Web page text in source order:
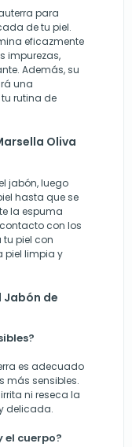
para
de tu piel.
eficazmente
impurezas,
Además, su
una
rutina de
Oliva
jabón, luego
hasta que se
la espuma
con los
piel con
piel limpia y
Jabón de
es adecuado
más sensibles.
ni reseca la
delicada.
el cuerpo?